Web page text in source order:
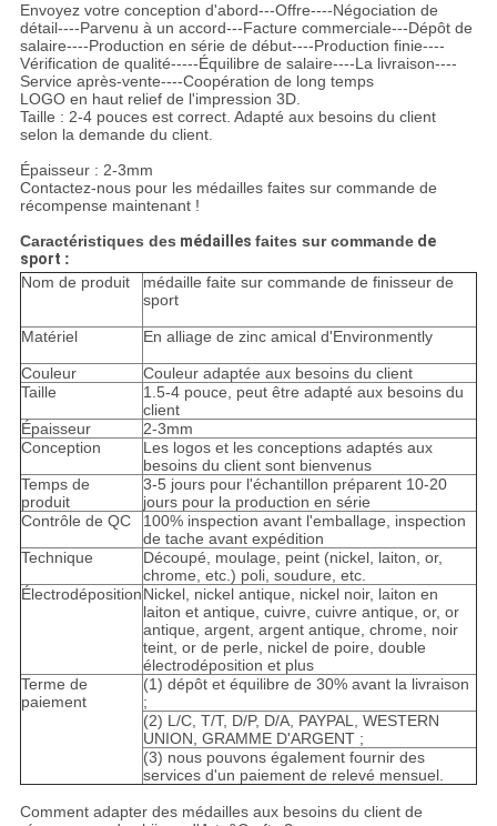
Envoyez votre conception d'abord---Offre----Négociation de
détail----Parvenu à un accord---Facture commerciale---Dépôt de
salaire----Production en série de début----Production finie----
Vérification de qualité-----Équilibre de salaire----La livraison----
Service après-vente----Coopération de long temps
LOGO en haut relief de l'impression 3D.
Taille : 2-4 pouces est correct. Adapté aux besoins du client
selon la demande du client.
Épaisseur : 2-3mm
Contactez-nous pour les médailles faites sur commande de
récompense maintenant !
Caractéristiques des médailles faites sur commandede
sport :
Nom de produit
médaille faite sur commande de finisseur de
sport
Matériel En alliage de zinc amical d'Environmently
Couleur
Couleur adaptée aux besoins du client
Taille
1.5-4 pouce, peut être adapté aux besoins du
client
Épaisseur
2-3mm
Conception
Les logos et les conceptions adaptés aux
besoins du client sont bienvenus
Temps de
produit
3-5 jours pour l'échantillon préparent 10-20
jours pour la production en série
Contrôle de QC
100% inspection avant l'emballage, inspection
de tache avant expédition
Technique
Découpé, moulage, peint (nickel, laiton, or,
chrome, etc.) poli, soudure, etc.
ÉlectrodépositionNickel, nickel antique, nickel noir, laiton en
laiton et antique, cuivre, cuivre antique, or, or
antique, argent, argent antique, chrome, noir
teint, or de perle, nickel de poire, double
électrodéposition et plus
Terme de
paiement
(1) dépôt et équilibre de 30% avant la livraison
;
(2) L/C, T/T, D/P, D/A, PAYPAL, WESTERN
UNION, GRAMME D'ARGENT ;
(3) nous pouvons également fournir des
services d'un paiement de relevé mensuel.
Comment adapter des médailles aux besoins du client de